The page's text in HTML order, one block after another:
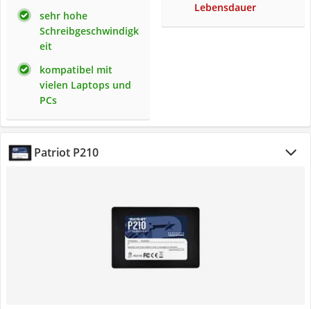
sehr hohe
Schreibgeschwindigk
eit
kompatibel mit
vielen Laptops und
PCs
Lebensdauer
Patriot P210